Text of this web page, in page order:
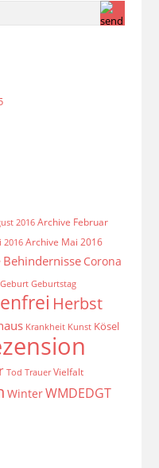
2016 Archive Februar
2016 Archive Mai 2016
Behindernisse Corona
Geburt Geburtstag
Herbst
Krankheit Kunst Kösel
Tod Trauer Vielfalt
WinterWMDEDGT